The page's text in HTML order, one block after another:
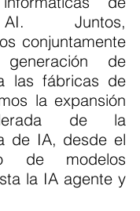
Juntos,
conjuntamente
de
las fábricas de
la expansión
de la
de IA, desde el
de modelos
la IA agente y